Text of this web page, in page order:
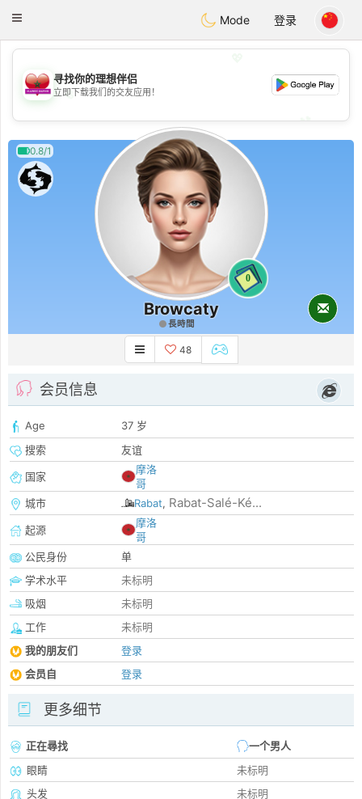
Maroc Dating
Toggle
Mode 登录
💖
💕
💕
寻找你的理想伴侣
立即下载我们的交友应用！
0.8/1
0
Browcaty
長時間
48
会员信息
Age
37 岁
搜索
友谊
国家
摩洛
哥
城市
Rabat, Rabat-Salé-Ké...
起源
摩洛
哥
公民身份
单
学术水平
未标明
吸烟
未标明
工作
未标明
我的朋友们
登录
会员自
登录
更多细节
正在尋找
一个男人
眼睛
未标明
头发
未标明